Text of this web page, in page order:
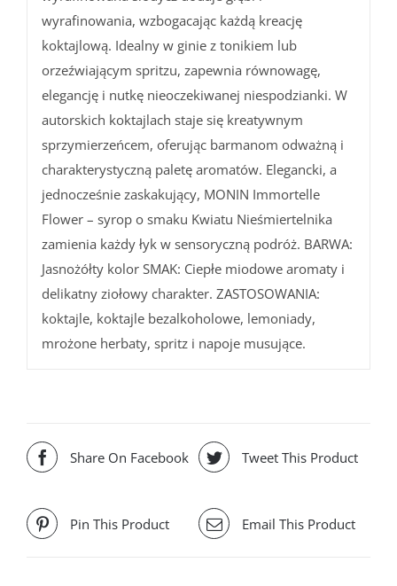
wyrafinowania, wzbogacając każdą kreację
koktajlową. Idealny w ginie z tonikiem lub
orzeźwiającym spritzu, zapewnia równowagę,
elegancję i nutkę nieoczekiwanej niespodzianki. W
autorskich koktajlach staje się kreatywnym
sprzymierzeńcem, oferując barmanom odważną i
charakterystyczną paletę aromatów. Elegancki, a
jednocześnie zaskakujący, MONIN Immortelle
Flower – syrop o smaku Kwiatu Nieśmiertelnika
zamienia każdy łyk w sensoryczną podróż. BARWA:
Jasnożółty kolor SMAK: Ciepłe miodowe aromaty i
delikatny ziołowy charakter. ZASTOSOWANIA:
koktajle, koktajle bezalkoholowe, lemoniady,
mrożone herbaty, spritz i napoje musujące.
Share On Facebook Tweet This Product
Pin This Product Email This Product